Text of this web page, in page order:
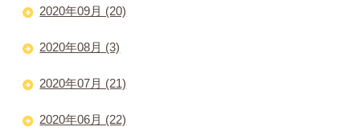
2020年09月 (20)
2020年08月 (3)
2020年07月 (21)
2020年06月 (22)